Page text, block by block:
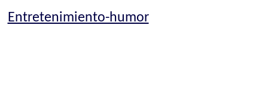
Entretenimiento-humor